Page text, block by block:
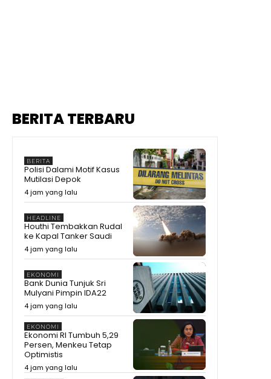
BERITA TERBARU
BERITA
Polisi Dalami Motif Kasus
Mutilasi Depok
4 jam yang lalu
HEADLINE
Houthi Tembakkan Rudal
ke Kapal Tanker Saudi
4 jam yang lalu
EKONOMI
Bank Dunia Tunjuk Sri
Mulyani Pimpin IDA22
4 jam yang lalu
EKONOMI
Ekonomi RI Tumbuh 5,29
Persen, Menkeu Tetap
Optimistis
4 jam yang lalu